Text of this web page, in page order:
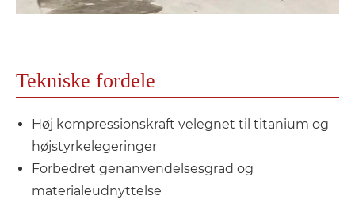
Tekniske fordele
Høj kompressionskraft velegnet til titanium og
højstyrkelegeringer
Forbedret genanvendelsesgrad og
materialeudnyttelse